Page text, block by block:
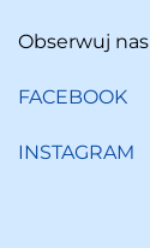
Obserwuj
FACEBOOK
INSTAGRAM